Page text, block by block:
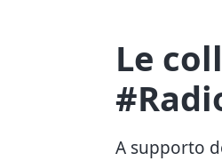
Le
A supporto